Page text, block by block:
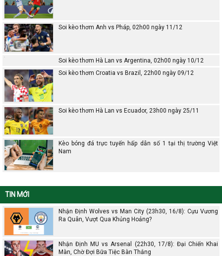
Soi kèo thơm Anh vs Pháp, 02h00 ngày 11/12
Soi kèo thơm Hà Lan vs Argentina, 02h00 ngày 10/12
Soi kèo thơm Croatia vs Brazil, 22h00 ngày 09/12
Soi kèo thơm Hà Lan vs Ecuador, 23h00 ngày 25/11
Kèo bóng đá trực tuyến hấp dẫn số 1 tại thị trường Việt
Nam
TIN MỚI
Nhận Định Wolves vs Man City (23h30, 16/8): Cựu Vương
Ra Quân, Vượt Qua Khủng Hoảng?
Nhận Định MU vs Arsenal (22h30, 17/8): Đại Chiến Khai
Màn, Chờ Đợi Bữa Tiệc Bàn Thắng